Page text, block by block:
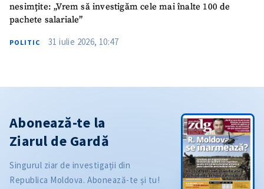
nesimțite: „Vrem să investigăm cele mai înalte 100 de
pachete salariale”
POLITIC 31 iulie 2026, 10:47
Abonează-te la
Ziarul de Gardă
Singurul ziar de investigații din
Republica Moldova. Abonează-te și tu!